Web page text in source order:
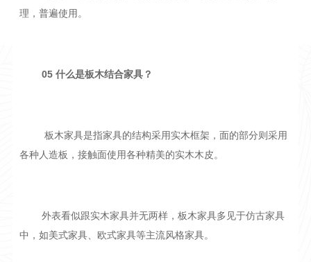
理，普遍使用。
05 什么是板木结合家具？
板木家具是指家具的结构采用实木框架，面的部分则采用
各种人造板，接触面使用各种精美的实木木皮。
外表看似跟实木家具并无两样，板木家具多见于仿古家具
中，如美式家具、欧式家具等主流风格家具。